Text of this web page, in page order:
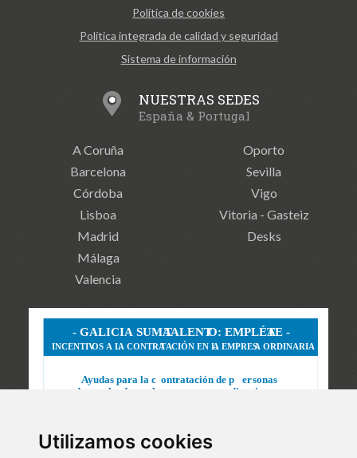
Utilizamos cookies
Política de cookies
Política integrada de calidad y seguridad
Sistema de información
NUESTRAS SEDES
España & Portugal
A Coruña
Barcelona
Córdoba
Lisboa
Madrid
Málaga
Valencia
Oporto
Sevilla
Vigo
Vitoria - Gasteiz
Desks